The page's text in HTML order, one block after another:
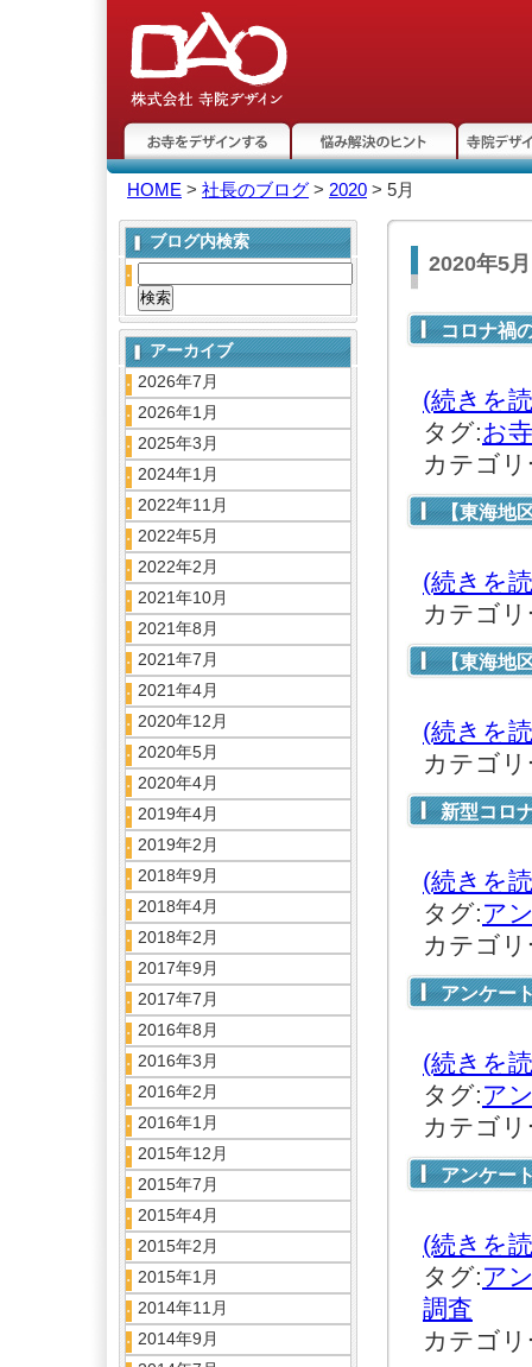
お寺をデザインする 悩み解決のヒント
寺院デザ
HOME > 社長のブログ > 2020 > 5月
ブログ内検索
アーカイブ
2026年7月
2026年1月
2025年3月
2024年1月
2022年11月
2022年5月
2022年2月
2021年10月
2021年8月
2021年7月
2021年4月
2020年12月
2020年5月
2020年4月
2019年4月
2019年2月
2018年9月
2018年4月
2018年2月
2017年9月
2017年7月
2016年8月
2016年3月
2016年2月
2016年1月
2015年12月
2015年7月
2015年4月
2015年2月
2015年1月
2014年11月
2014年9月
2020年5
コロナ禍
(続きを
タグ:お
カテゴ
【東海地
(続きを
カテゴ
【東海地
(続きを
カテゴ
新型コロ
(続きを
タグ:ア
カテゴ
アンケー
(続きを
タグ:ア
カテゴ
アンケー
(続きを
タグ:ア
調査
カテゴ